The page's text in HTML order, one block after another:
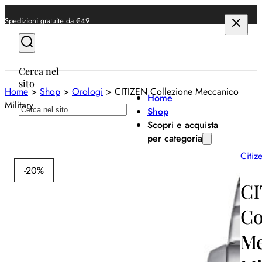
Spedizioni gratuite da €49
Cerca nel
sito
Cerca
Home
Shop
Scopri e acquista
per categoria
Home> Shop > Orologi > CITIZEN Collezione Meccanico
Military
-20%